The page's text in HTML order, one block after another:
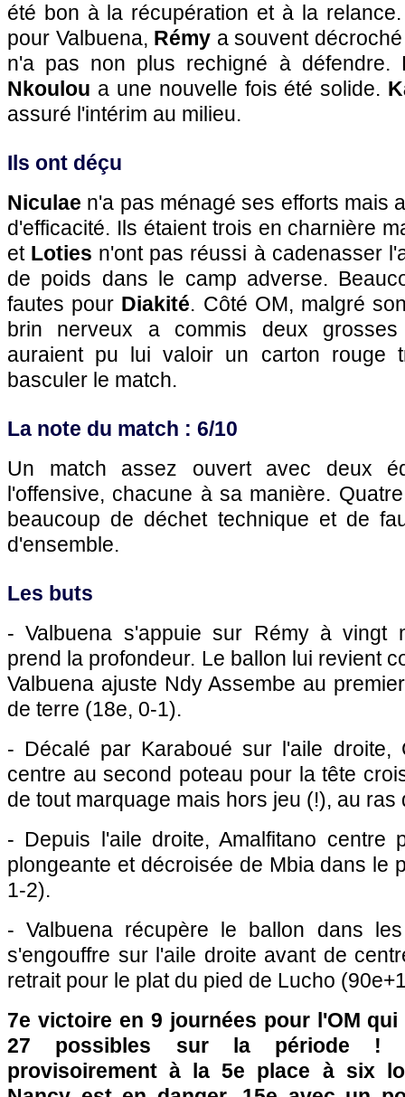
été bon à la récupération et à la
pour Valbuena, Rémy a souvent
n'a pas non plus rechigné à
Nkoulou a une nouvelle fois été solide.
assuré l'intérim au milieu.
Ils ont déçu
Niculae n'a pas ménagé ses efforts mais
d'efficacité. Ils étaient trois en charnière
et Loties n'ont pas réussi à cadenasser
de poids dans le camp adverse.
fautes pour Diakité. Côté OM, malgré
brin nerveux a commis deux
auraient pu lui valoir un carton rouge
basculer le match.
La note du match : 6/10
Un match assez ouvert avec deux
l'offensive, chacune à sa manière.
beaucoup de déchet technique et de
d'ensemble.
Les buts
- Valbuena s'appuie sur Rémy à vingt
prend la profondeur. Le ballon lui revient
Valbuena ajuste Ndy Assembe au
de terre (18e, 0-1).
- Décalé par Karaboué sur l'aile droite,
centre au second poteau pour la tête
de tout marquage mais hors jeu (!), au
- Depuis l'aile droite, Amalfitano centre
plongeante et décroisée de Mbia dans le
1-2).
- Valbuena récupère le ballon dans
s'engouffre sur l'aile droite avant de
retrait pour le plat du pied de Lucho
7e victoire en 9 journées pour l'OM qui
27 possibles sur la période
provisoirement à la 5e place à six